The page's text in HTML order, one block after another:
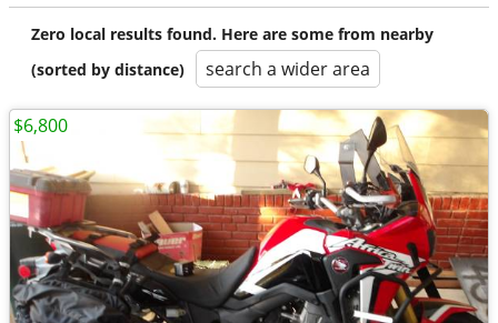
Zero local results found. Here are some from nearby
(sorted by distance)
search a wider area
$6,800